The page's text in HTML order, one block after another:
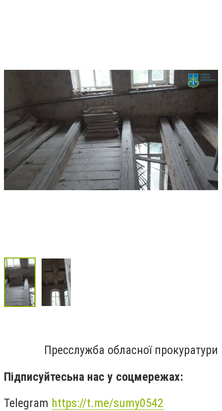
Пресслужба обласної прокуратури
Підписуйтесьна нас у соцмережах:
Telegram https://t.me/sumy0542